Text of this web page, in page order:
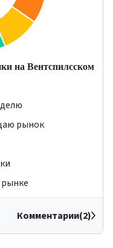
на Вентспилсском
рынок
Комментарии(2)